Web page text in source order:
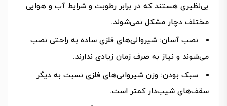
بی‌نظیری هستند که در برابر رطوبت و شرایط آب و هوایی
مختلف دچار مشکل نمی‌شوند.
نصب آسان: شیروانی‌های فلزی ساده به راحتی نصب
می‌شوند و نیاز به صرف زمان زیادی ندارند.
سبک بودن: وزن شیروانی‌های فلزی نسبت به دیگر
سقف‌های شیب‌دار کمتر است.